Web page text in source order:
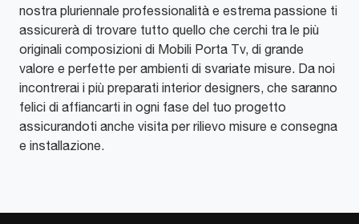
nostra pluriennale professionalità e estrema passione ti
assicurerà di trovare tutto quello che cerchi tra le più
originali composizioni di Mobili Porta Tv, di grande
valore e perfette per ambienti di svariate misure. Da noi
incontrerai i più preparati interior designers, che saranno
felici di affiancarti in ogni fase del tuo progetto
assicurandoti anche visita per rilievo misure e consegna
e installazione.